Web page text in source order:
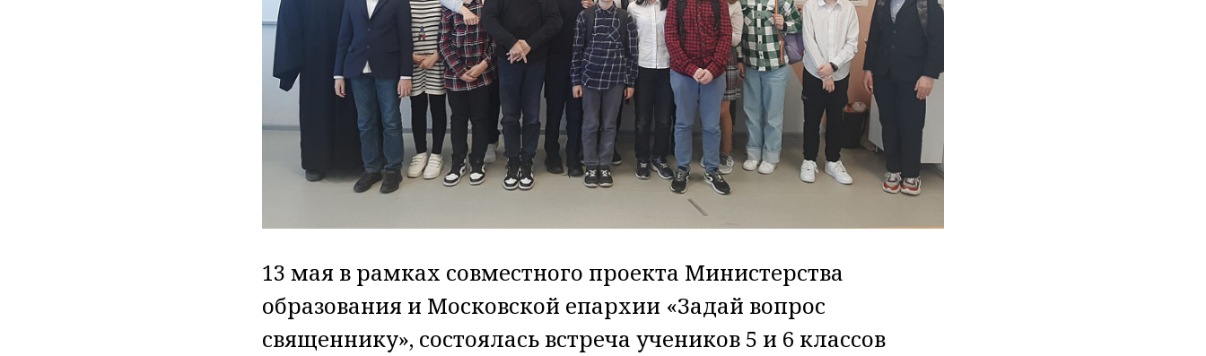
13 мая в рамках совместного проекта Министерства
образования и Московской епархии «Задай вопрос
священнику», состоялась встреча учеников 5 и 6 классов